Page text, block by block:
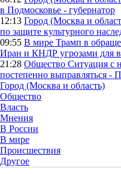
в Подмосковье - губернатор
12:13 Город (Москва и
по защите культурного
09:55 В мире Трамп в
Иран и КНДР угрозами для
21:28 Общество Ситуация с
постепенно выправляться -
Город (Москва и область)
Общество
Власть
Мнения
В России
В мире
Происшествия
Другое